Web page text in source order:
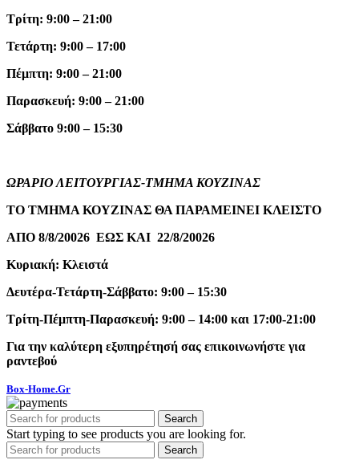
Τρίτη: 9:00 – 21:00
Τετάρτη: 9:00 – 17:00
Πέμπτη: 9:00 – 21:00
Παρασκευή: 9:00 – 21:00
Σάββατο 9:00 – 15:30
ΩΡΑΡΙΟ ΛΕΙΤΟΥΡΓΙΑΣ-ΤΜΗΜΑ ΚΟΥΖΙΝΑΣ
ΤΟ ΤΜΗΜΑ ΚΟΥΖΙΝΑΣ ΘΑ ΠΑΡΑΜΕΙΝΕΙ ΚΛΕΙΣΤΟ
ΑΠΟ 8/8/20026 ΕΩΣ ΚΑΙ 22/8/20026
Κυριακή: Κλειστά
Δευτέρα-Τετάρτη-Σάββατο: 9:00 – 15:30
Τρίτη-Πέμπτη-Παρασκευή: 9:00 – 14:00 και 17:00-21:00
Για την καλύτερη εξυπηρέτησή σας επικοινωνήστε για
ραντεβού
Box-Home.Gr
Search
Start typing to see products you are looking for.
Search